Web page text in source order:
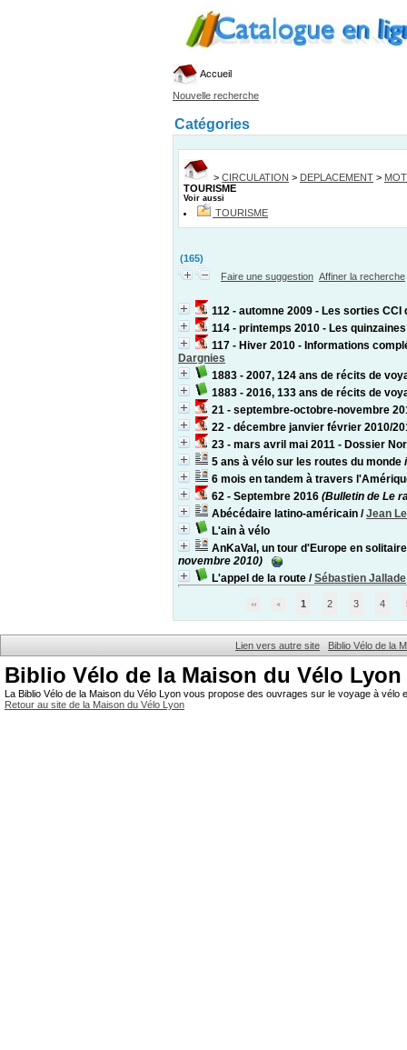
Accueil
Nouvelle recherche
Catégories
> CIRCULATION > DEPLACEMENT >
TOURISME
Voir aussi
TOURISME
(165)
Faire une suggestion Affiner la recherche
112 - automne 2009 - Les sorties CCI
114 - printemps 2010 - Les
117 - Hiver 2010 - Informations
Dargnies
1883 - 2007, 124 ans de récits de
1883 - 2016, 133 ans de récits de
21 - septembre-octobre-novembre
22 - décembre janvier février 2010/
23 - mars avril mai 2011 - Dossier
5 ans à vélo sur les routes du monde
6 mois en tandem à travers
62 - Septembre 2016 (Bulletin de Le
Abécédaire latino-américain /Jean
L'ain à vélo
AnKaVal, un tour d'Europe en
novembre 2010)
L'appel de la route /Sébastien Jallade
1 2 3 4
Lien vers autre site Biblio Vélo de la
Biblio Vélo de la Maison du Vélo Lyon
La Biblio Vélo de la Maison du Vélo Lyon vous propose des ouvrages sur le voyage à
Retour au site de la Maison du Vélo Lyon